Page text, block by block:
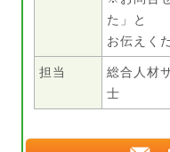
た」と
お伝えく
担当
総合人材
士